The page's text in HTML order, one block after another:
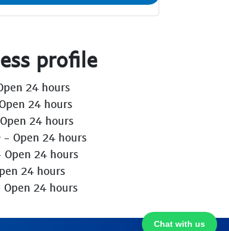
Chat with us
profile
24 hours
24 hours
24 hours
- Open 24 hours
Open 24 hours
24 hours
24 hours